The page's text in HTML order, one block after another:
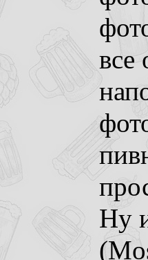
все
Ну